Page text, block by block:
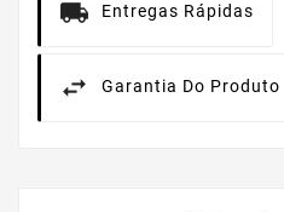
Entregas Rápidas
Garantia Do Produto